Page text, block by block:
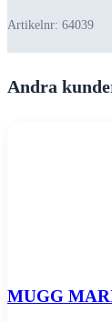
Artikelnr: 64039
Andra
MUGG